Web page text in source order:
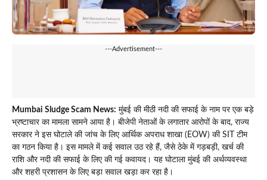
---Advertisement---
Mumbai Sludge Scam News: मुंबई की मीठी नदी की सफाई के नाम पर एक बड़े
भ्रष्टाचार का मामला सामने आया है। बीजेपी नेताओं के लगातार आरोपों के बाद, राज्य
सरकार ने इस घोटाले की जांच के लिए आर्थिक अपराध शाखा (EOW) की SIT टीम
का गठन किया है। इस मामले में कई सवाल उठ रहे हैं, जैसे ठेके में गड़बड़ी, खर्च की
राशि और नदी की सफाई के लिए की गई कवायद। यह घोटाला मुंबई की अर्थव्यवस्था
और शहरी प्रशासन के लिए बड़ा सवाल खड़ा कर रहा है।